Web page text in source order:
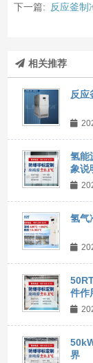
下一篇:
反应釜制
相关推荐
反应
氢能
象说
氢气
件作
界